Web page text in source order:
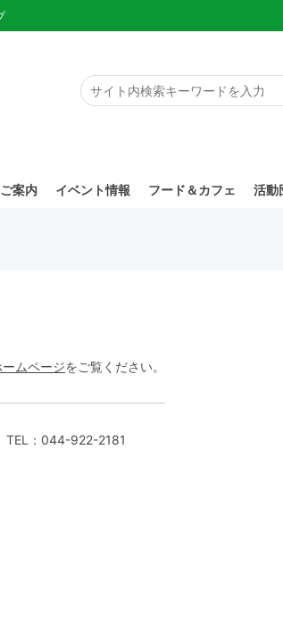
案内 イベント情報 フード＆カフェ 活動
ムページをご覧ください。
TEL： 044-922-2181